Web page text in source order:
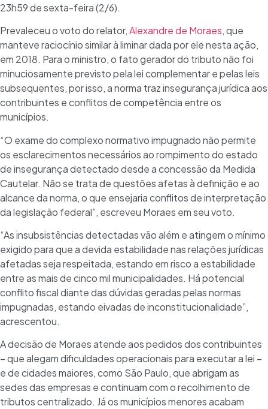
23h59 de sexta-feira (2/6).
Prevaleceu o voto do relator,Alexandre de Moraes, que
manteve raciocínio similar à liminar dada por ele nesta ação,
em 2018. Para o ministro, o fato gerador do tributo não foi
minuciosamente previsto pela lei complementar e pelas leis
subsequentes, por isso, a norma traz insegurança jurídica aos
contribuintes e conflitos de competência entre os
municípios.
“O exame do complexo normativo impugnado não permite
os esclarecimentos necessários ao rompimento do estado
de insegurança detectado desde a concessão da Medida
Cautelar. Não se trata de questões afetas à definição e ao
alcance da norma, o que ensejaria conflitos de interpretação
da legislação federal”, escreveu Moraes em seu voto.
“As insubsistências detectadas vão além e atingem o mínimo
exigido para que a devida estabilidade nas relações jurídicas
afetadas seja respeitada, estando em risco a estabilidade
entre as mais de cinco mil municipalidades. Há potencial
conflito fiscal diante das dúvidas geradas pelas normas
impugnadas, estando eivadas de inconstitucionalidade”,
acrescentou.
A decisão de Moraes atende aos pedidos dos contribuintes
– que alegam dificuldades operacionais para executar a lei –
e de cidades maiores, como São Paulo, que abrigam as
sedes das empresas e continuam com o recolhimento de
tributos centralizado. Já os municípios menores acabam